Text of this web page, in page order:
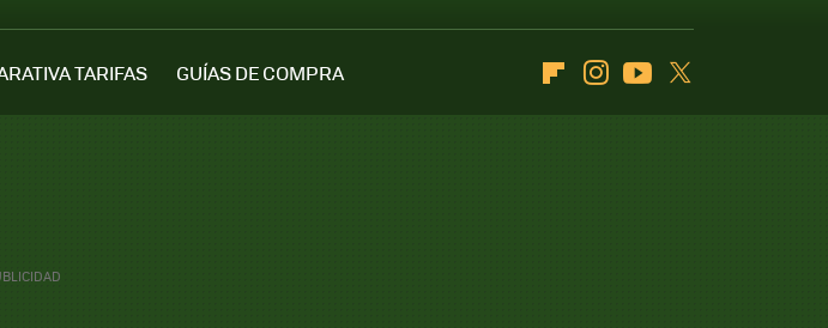
TARIFAS
GUÍAS DE COMPRA
FlipboardInstagramYoutube